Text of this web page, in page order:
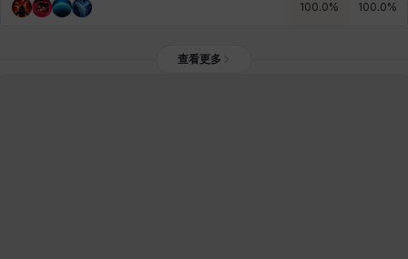
100.0% 100.0%
查看更多